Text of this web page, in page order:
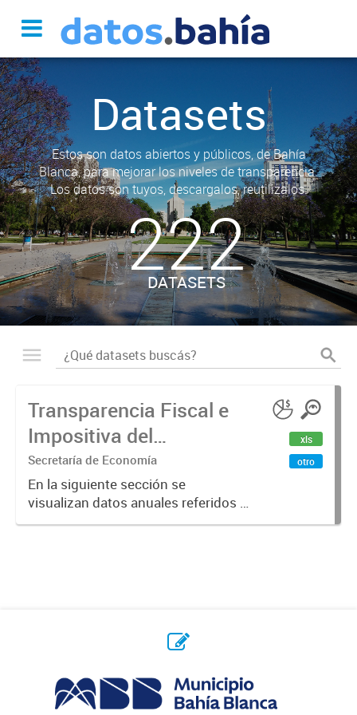
Datasets
Estos son datos abiertos y públicos, de Bahía
Blanca, para mejorar los niveles de transparencia.
Los datos son tuyos, descargalos, reutilizalos.
222
DATASETS
Transparencia Fiscal e
Impositiva del
Municipio. Año 2023
Secretaría de Economía
En la siguiente sección se
visualizan datos anuales referidos a
la transparencia fiscal e impositiva
xls
otro